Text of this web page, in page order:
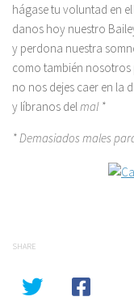
hágase tu voluntad en
danos hoy nuestro
y perdona nuestra
como también
no nos dejes caer en la
y líbranos delmal *
* Demasiados males
SHARE